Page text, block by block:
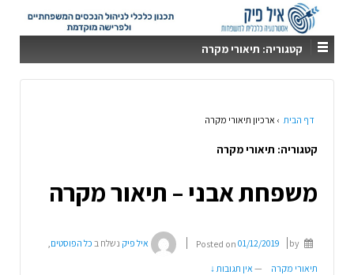
קטגוריה: תיאורי מקרה
דף הבית › ארכיון תיאורי מקרה
קטגוריה: תיאורי מקרה
משפחת אבני – תיאור מקרה
Posted on 01/12/2019 by איל פיק נשלח ב כל הפוסטים,
תיאורי מקרה — אין תגובות ↓